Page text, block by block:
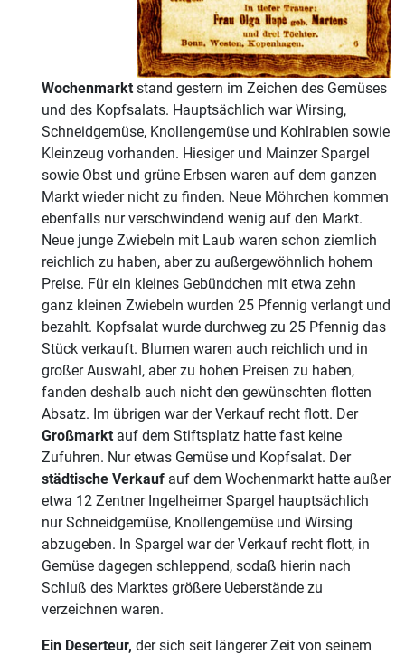
Wochenmarkt stand gestern im Zeichen des Gemüses
und des Kopfsalats. Hauptsächlich war Wirsing,
Schneidgemüse, Knollengemüse und Kohlrabien sowie
Kleinzeug vorhanden. Hiesiger und Mainzer Spargel
sowie Obst und grüne Erbsen waren auf dem ganzen
Markt wieder nicht zu finden. Neue Möhrchen kommen
ebenfalls nur verschwindend wenig auf den Markt.
Neue junge Zwiebeln mit Laub waren schon ziemlich
reichlich zu haben, aber zu außergewöhnlich hohem
Preise. Für ein kleines Gebündchen mit etwa zehn
ganz kleinen Zwiebeln wurden 25 Pfennig verlangt und
bezahlt. Kopfsalat wurde durchweg zu 25 Pfennig das
Stück verkauft. Blumen waren auch reichlich und in
großer Auswahl, aber zu hohen Preisen zu haben,
fanden deshalb auch nicht den gewünschten flotten
Absatz. Im übrigen war der Verkauf recht flott. Der
Großmarkt auf dem Stiftsplatz hatte fast keine
Zufuhren. Nur etwas Gemüse und Kopfsalat. Der
städtische Verkauf auf dem Wochenmarkt hatte außer
etwa 12 Zentner Ingelheimer Spargel hauptsächlich
nur Schneidgemüse, Knollengemüse und Wirsing
abzugeben. In Spargel war der Verkauf recht flott, in
Gemüse dagegen schleppend, sodaß hierin nach
Schluß des Marktes größere Ueberstände zu
verzeichnen waren.
Ein Deserteur, der sich seit längerer Zeit von seinem